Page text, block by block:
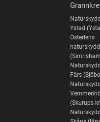
Ystad
Österlens
Färs
(Skurups